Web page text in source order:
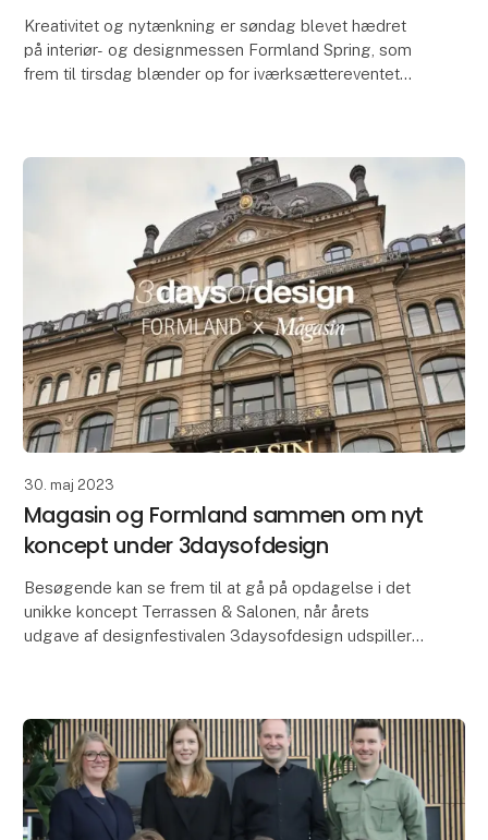
Kreativitet og nytænkning er søndag blevet hædret
på interiør- og designmessen Formland Spring, som
frem til tirsdag blænder op for iværksættereventet
30. maj 2023
Magasin og Formland sammen om nyt
koncept under 3daysofdesign
Besøgende kan se frem til at gå på opdagelse i det
unikke koncept Terrassen & Salonen, når årets
udgave af designfestivalen 3daysofdesign udspiller